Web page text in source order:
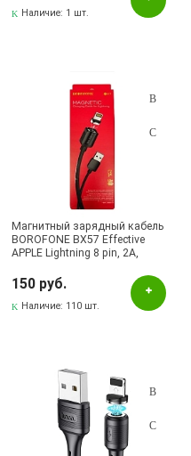
Наличие: 1 шт.
Магнитный зарядный кабель
BOROFONE BX57 Effective
APPLE Lightning 8 pin, 2A,
все по 150
150 руб.
Наличие: 110 шт.